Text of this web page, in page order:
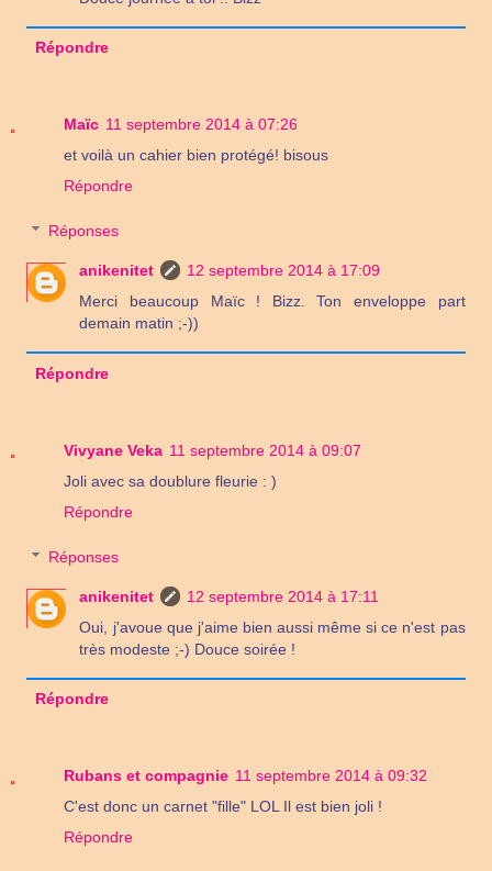
Répondre
Maïc 11 septembre 2014 à 07:26
et voilà un cahier bien protégé! bisous
Répondre
Réponses
anikenitet
12 septembre 2014 à 17:09
Merci beaucoup Maïc ! Bizz. Ton enveloppe part
demain matin ;-))
Répondre
Vivyane Veka 11 septembre 2014 à 09:07
Joli avec sa doublure fleurie : )
Répondre
Réponses
anikenitet
12 septembre 2014 à 17:11
Oui, j'avoue que j'aime bien aussi même si ce n'est pas
très modeste ;-) Douce soirée !
Répondre
Rubans et compagnie 11 septembre 2014 à 09:32
C'est donc un carnet "fille" LOL Il est bien joli !
Répondre